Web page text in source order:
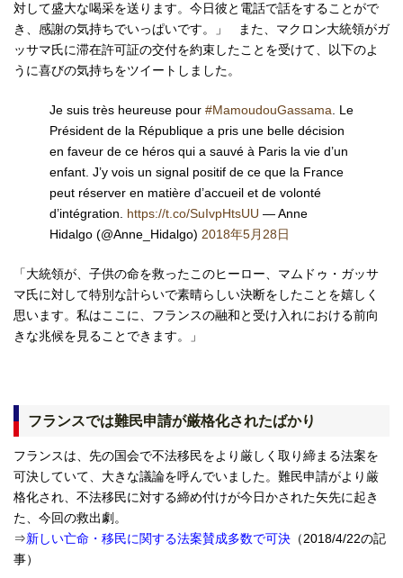
対して盛大な喝采を送ります。今日彼と電話で話をすることがで
き、感謝の気持ちでいっぱいです。」 また、マクロン大統領がガ
ッサマ氏に滞在許可証の交付を約束したことを受けて、以下のよ
うに喜びの気持ちをツイートしました。
Je suis très heureuse pour #MamoudouGassama. Le
Président de la République a pris une belle décision
en faveur de ce héros qui a sauvé à Paris la vie d’un
enfant. J’y vois un signal positif de ce que la France
peut réserver en matière d’accueil et de volonté
d’intégration. https://t.co/SuIvpHtsUU — Anne
Hidalgo (@Anne_Hidalgo) 2018年5月28日
「大統領が、子供の命を救ったこのヒーロー、マムドゥ・ガッサ
マ氏に対して特別な計らいで素晴らしい決断をしたことを嬉しく
思います。私はここに、フランスの融和と受け入れにおける前向
きな兆候を見ることできます。」
フランスでは難民申請が厳格化されたばかり
フランスは、先の国会で不法移民をより厳しく取り締まる法案を
可決していて、大きな議論を呼んでいました。難民申請がより厳
格化され、不法移民に対する締め付けが今日かされた矢先に起き
た、今回の救出劇。
⇒新しい亡命・移民に関する法案賛成多数で可決 （2018/4/22の記
事）